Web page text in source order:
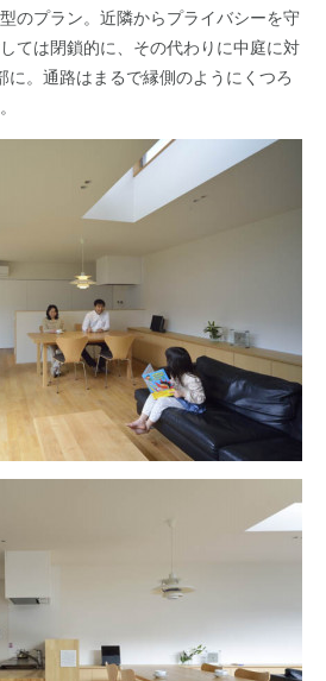
のプラン。近隣からプライバシーを守
ては閉鎖的に、その代わりに中庭に対
に。通路はまるで縁側のようにくつろ